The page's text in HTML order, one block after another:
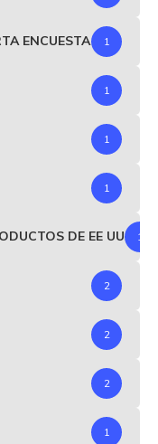
ENCUESTA 1
1
1
1
DE EE UU 1
2
2
2
1